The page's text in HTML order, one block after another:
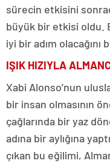
sürecin etkisini
büyük bir etkisi oldu.
iyi bir adım
IŞIK HIZIYLA
Xabi Alonso’nun
bir insan olmasının
çağlarında bir yaz
adına bir aylığına
çıkan bu eğilimi,